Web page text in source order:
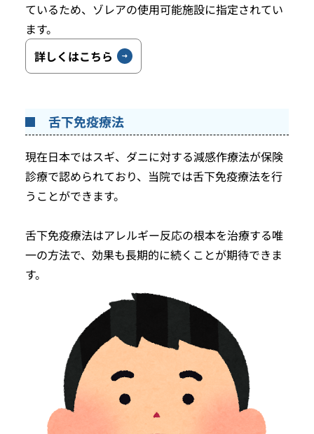
ているため、ゾレアの使用可能施設に指定されてい
ます。
詳しくはこちら
舌下免疫療法
現在日本ではスギ、ダニに対する減感作療法が保険
診療で認められており、当院では舌下免疫療法を行
うことができます。
舌下免疫療法はアレルギー反応の根本を治療する唯
一の方法で、効果も長期的に続くことが期待できま
す。